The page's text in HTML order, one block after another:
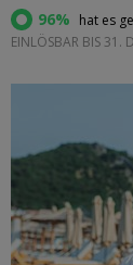
96% hat es
EINLÖSBAR BIS 31.